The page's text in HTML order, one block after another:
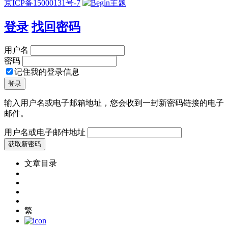
京ICP备15000131号-7
登录 找回密码
用户名
密码
记住我的登录信息
输入用户名或电子邮箱地址，您会收到一封新密码链接的电子
邮件。
用户名或电子邮件地址
文章目录
繁